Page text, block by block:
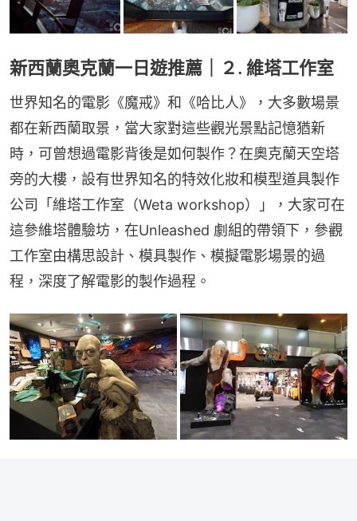
新西蘭奧克蘭一日遊推薦｜２. 維塔工作室
世界知名的電影《魔戒》和《哈比人》，大多數場景
都在新西蘭取景，當大家對這些觀光景點記憶猶新
時，可曾想過電影背後是如何製作？在奧克蘭天空塔
旁的大樓，設有世界知名的特效化妝和模型道具製作
公司「維塔工作室（Weta workshop）」，大家可在
這參維塔體驗坊，在Unleashed 劇組的帶領下，參觀
工作室由構思設計、模具製作、模擬電影場景的過
程，深度了解電影的製作過程。